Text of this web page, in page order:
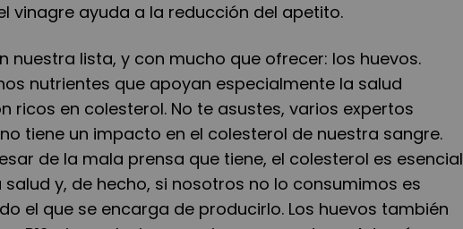
vinagre ayuda a la reducción del apetito.
nuestra lista, y con mucho que ofrecer: los huevos.
nutrientes que apoyan especialmente la salud
ricos en colesterol. No te asustes, varios expertos
tiene un impacto en el colesterol de nuestra sangre.
de la mala prensa que tiene, el colesterol es esencial
y, de hecho, si nosotros no lo consumimos es
el que se encarga de producirlo. Los huevos también